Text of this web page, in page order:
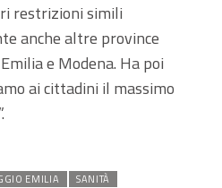
restrizioni simili
anche altre province
e Modena. Ha poi
ai cittadini il massimo
EMILIA SANITÀ